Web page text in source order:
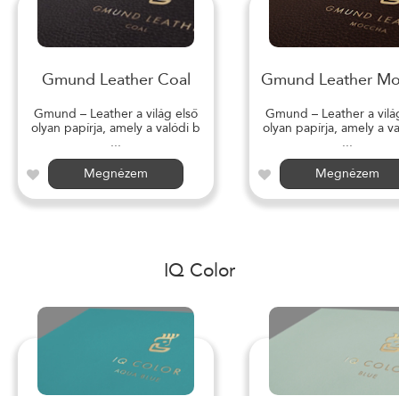
Gmund Leather Coal
Gmund – Leather a világ első
olyan papírja, amely a valódi b
...
Megnézem
Gmund Leather
Gmund – Leather a
olyan papírja, amely a
...
Megnézem
IQ Color